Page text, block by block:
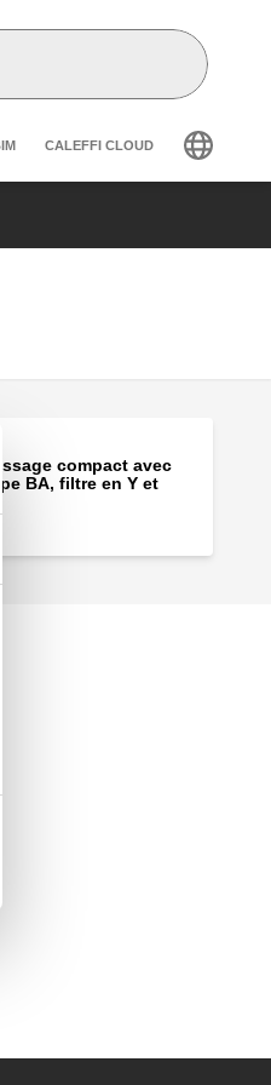
CALEFFI CLOUD
compact avec
BA, filtre en Y et